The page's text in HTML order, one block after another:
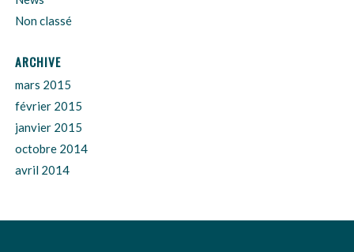
Non classé
ARCHIVE
mars 2015
février 2015
janvier 2015
octobre 2014
avril 2014